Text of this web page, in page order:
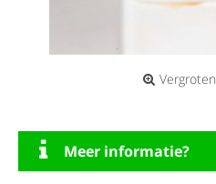
Vergroten
Meer informatie?